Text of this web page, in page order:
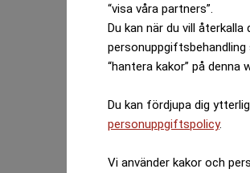
“visa våra partners”.
Du kan när du vill
“hantera kakor” på denna
Du kan fördjupa dig
personuppgiftspolicy.
Vi använder kakor och